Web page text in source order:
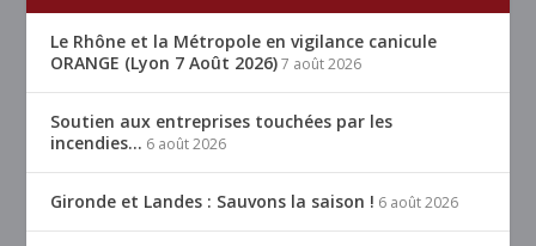
Le Rhône et la Métropole en vigilance canicule
ORANGE (Lyon 7 Août 2026) 7 août 2026
Soutien aux entreprises touchées par les
incendies… 6 août 2026
Gironde et Landes : Sauvons la saison ! 6 août 2026